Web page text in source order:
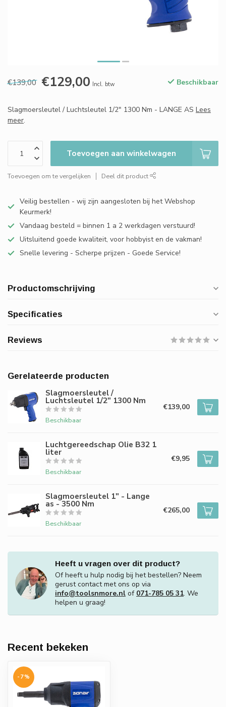
€139,00 €129,00 Incl. btw Beschikbaar
Slagmoersleutel / Luchtsleutel 1/2" 1300 Nm - LANGE AS Lees
meer.
Toevoegen aan winkelwagen
Toevoegen om te vergelijken Deel dit product
Veilig bestellen - wij zijn aangesloten bij het Webshop
Keurmerk!
Vandaag besteld = binnen 1 a 2 werkdagen verstuurd!
Uitsluitend goede kwaliteit, voor hobbyist en de vakman!
Snelle levering - Scherpe prijzen - Goede Service!
Productomschrijving
Specificaties
Reviews
Gerelateerde producten
Slagmoersleutel /
Luchtsleutel 1/2" 1300 Nm
Beschikbaar
€139,00
Luchtgereedschap Olie B32 1
liter
Beschikbaar
€9,95
Slagmoersleutel 1" - Lange
as - 3500 Nm
Beschikbaar
€265,00
Heeft u vragen over dit product?
Of heeft u hulp nodig bij het bestellen? Neem
gerust contact met ons op via
info@toolsnmore.nl of 071-785 05 31. We
helpen u graag!
Recent bekeken
-7%